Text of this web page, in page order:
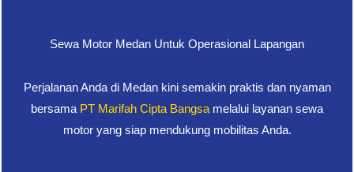
Sewa Motor Medan Untuk Operasional Lapangan
Perjalanan Anda di Medan kini semakin praktis dan nyaman
bersama PT Marifah Cipta Bangsa melalui layanan sewa
motor yang siap mendukung mobilitas Anda.